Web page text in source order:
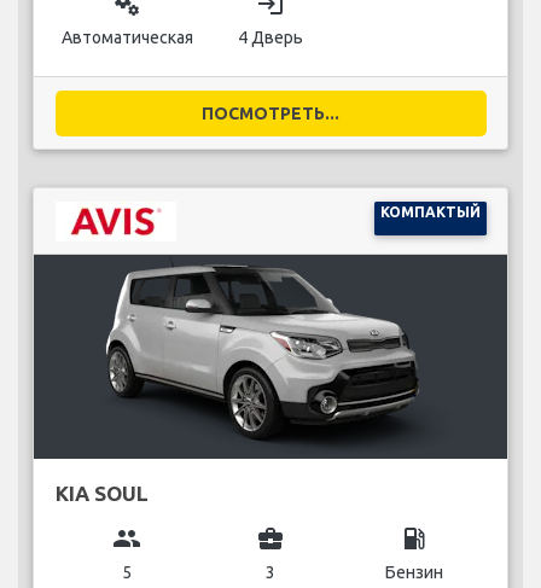
Автоматическая 4 Дверь
ПОСМОТРЕТЬ...
КОМПАКТЫЙ
KIA SOUL
group
5
business_center
3
local_gas_station
Бензин